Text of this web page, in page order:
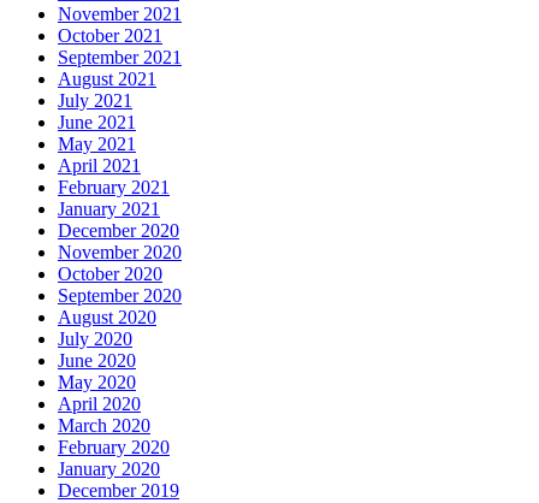
November 2021
October 2021
September 2021
August 2021
July 2021
June 2021
May 2021
April 2021
February 2021
January 2021
December 2020
November 2020
October 2020
September 2020
August 2020
July 2020
June 2020
May 2020
April 2020
March 2020
February 2020
January 2020
December 2019